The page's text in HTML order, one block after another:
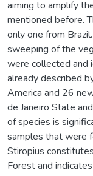
aiming to amplify
mentioned before.
only one from
sweeping of the
were collected and
already described
America and 26
de Janeiro State
of species is
samples that were
Stiropius
Forest and